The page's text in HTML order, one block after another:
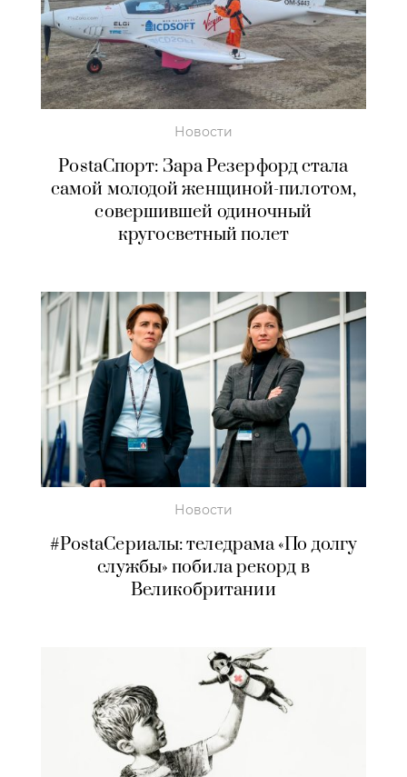
Новости
PostaСпорт: Зара Резерфорд стала
самой молодой женщиной-пилотом,
совершившей одиночный
кругосветный полет
Новости
#PostaСериалы: теледрама «По долгу
службы» побила рекорд в
Великобритании